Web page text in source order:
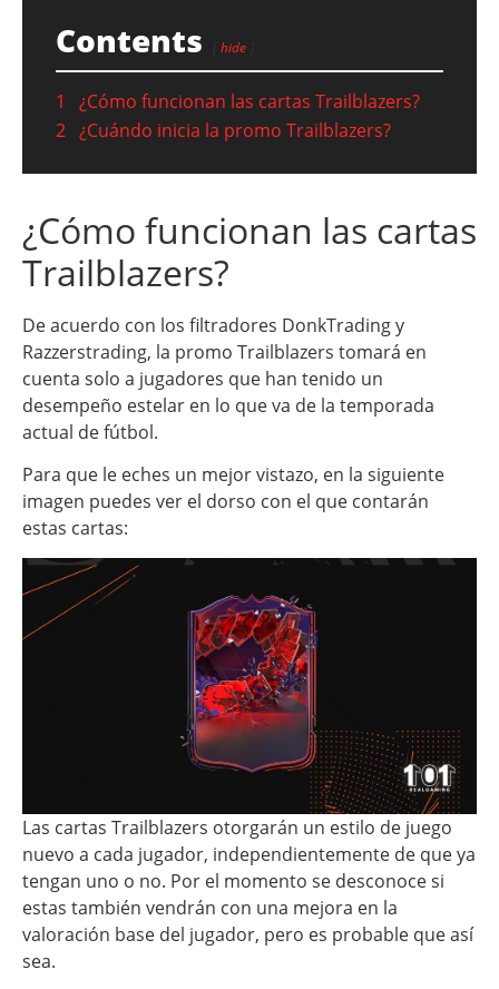
Contents hide
1
¿Cómo funcionan las cartas Trailblazers?
2 ¿Cuándo inicia la promo Trailblazers?
¿Cómo funcionan las cartas
Trailblazers?
De acuerdo con los filtradores DonkTrading y
Razzerstrading, la promo Trailblazers tomará en
cuenta solo a jugadores que han tenido un
desempeño estelar en lo que va de la temporada
actual de fútbol.
Para que le eches un mejor vistazo, en la siguiente
imagen puedes ver el dorso con el que contarán
estas cartas:
Las cartas Trailblazers otorgarán un estilo de juego
nuevo a cada jugador, independientemente de que ya
tengan uno o no. Por el momento se desconoce si
estas también vendrán con una mejora en la
valoración base del jugador, pero es probable que así
sea.